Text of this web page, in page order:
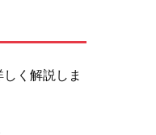
く解説しま